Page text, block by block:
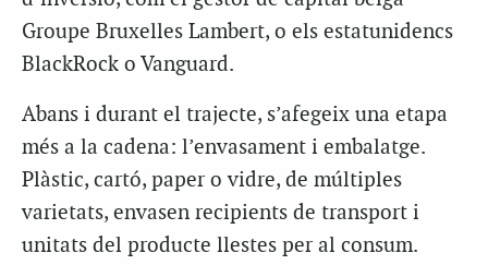
Groupe Bruxelles Lambert, o els estatunidencs
BlackRock o Vanguard.
Abans i durant el trajecte, s’afegeix una etapa
més a la cadena: l’envasament i embalatge.
Plàstic, cartó, paper o vidre, de múltiples
varietats, envasen recipients de transport i
unitats del producte llestes per al consum.